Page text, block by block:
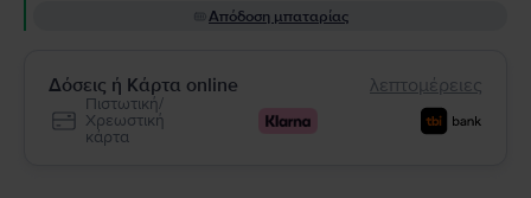
Απόδοση μπαταρίας
Δόσεις ή Κάρτα online λεπτομέρειες
Πιστωτική/
Χρεωστική
κάρτα